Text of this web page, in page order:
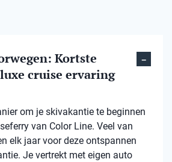
Kortste
cruise ervaring
om je skivakantie te beginnen
van Color Line. Veel van
elk jaar voor deze ontspannen
Je vertrekt met eigen auto